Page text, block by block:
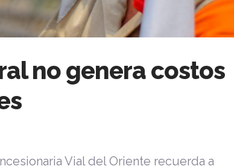
no genera costos
Vial del Oriente recuerda a